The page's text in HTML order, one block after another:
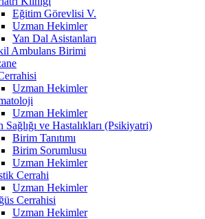
Eğitim Görevlisi V.
Uzman Hekimler
Yan Dal Asistanları
Ambulans Birimi
Uzman Hekimler
Uzman Hekimler
Sağlığı ve Hastalıkları (Psikiyatri)
Birim Tanıtımı
Birim Sorumlusu
Uzman Hekimler
Cerrahi
Uzman Hekimler
Cerrahisi
Uzman Hekimler